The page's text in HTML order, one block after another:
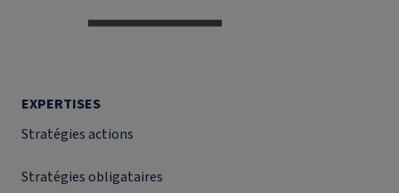
EXPERTISES
Stratégies actions
Stratégies obligataires